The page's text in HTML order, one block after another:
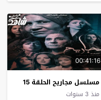
00:41:16
مسلسل مجاريح الحلقة 15
منذ 3 سنوات